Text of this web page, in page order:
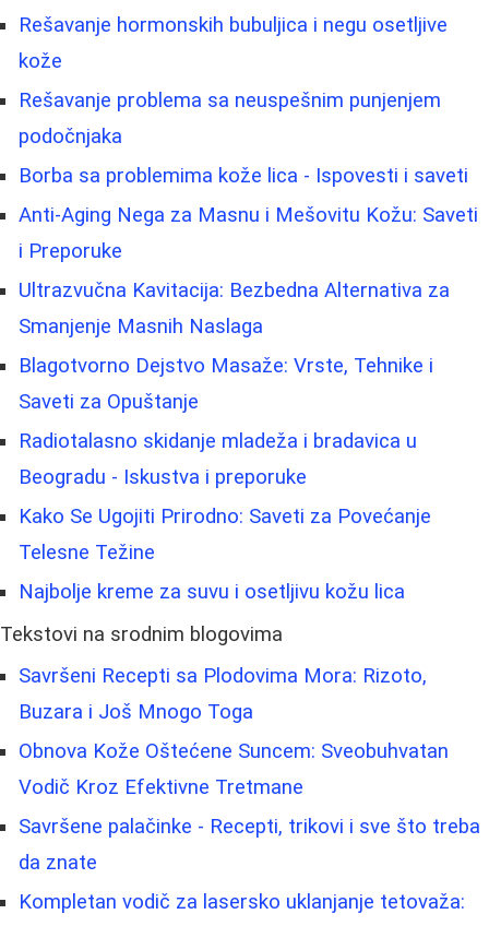
Rešavanje hormonskih bubuljica i negu osetljive
kože
Rešavanje problema sa neuspešnim punjenjem
podočnjaka
Borba sa problemima kože lica - Ispovesti i saveti
Anti-Aging Nega za Masnu i Mešovitu Kožu: Saveti
i Preporuke
Ultrazvučna Kavitacija: Bezbedna Alternativa za
Smanjenje Masnih Naslaga
Blagotvorno Dejstvo Masaže: Vrste, Tehnike i
Saveti za Opuštanje
Radiotalasno skidanje mladeža i bradavica u
Beogradu - Iskustva i preporuke
Kako Se Ugojiti Prirodno: Saveti za Povećanje
Telesne Težine
Najbolje kreme za suvu i osetljivu kožu lica
Tekstovi na srodnim blogovima
Savršeni Recepti sa Plodovima Mora: Rizoto,
Buzara i Još Mnogo Toga
Obnova Kože Oštećene Suncem: Sveobuhvatan
Vodič Kroz Efektivne Tretmane
Savršene palačinke - Recepti, trikovi i sve što treba
da znate
Kompletan vodič za lasersko uklanjanje tetovaža: